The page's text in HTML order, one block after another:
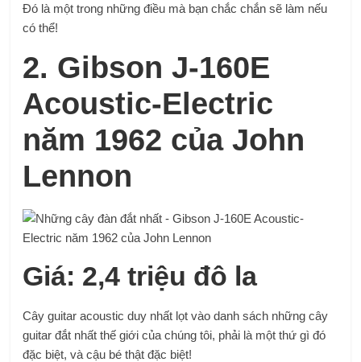
Đó là một trong những điều mà bạn chắc chắn sẽ làm nếu
có thể!
2. Gibson J-160E
Acoustic-Electric
năm 1962 của John
Lennon
Giá: 2,4 triệu đô la
Cây guitar acoustic duy nhất lọt vào danh sách những cây
guitar đắt nhất thế giới của chúng tôi, phải là một thứ gì đó
đặc biệt, và cậu bé thật đặc biệt!